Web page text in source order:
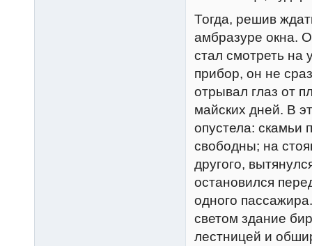
Тогда, решив
амбразуре окна.
стал смотреть на
прибор, он не
отрывал глаз от
майских дней. В
опустела:
свободны; на
другого,
остановился
одного
светом здание
лестницей и